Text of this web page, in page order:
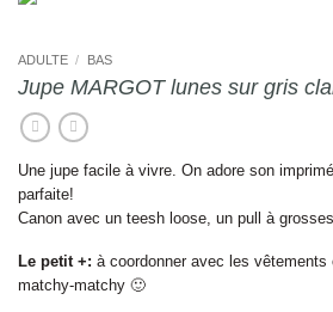
ADULTE / BAS
Jupe MARGOT lunes sur gris
Une jupe facile à vivre. On adore son
parfaite!
Canon avec un teesh loose, un pull à
Le petit +: à coordonner avec les vêtements
matchy-matchy 🙂